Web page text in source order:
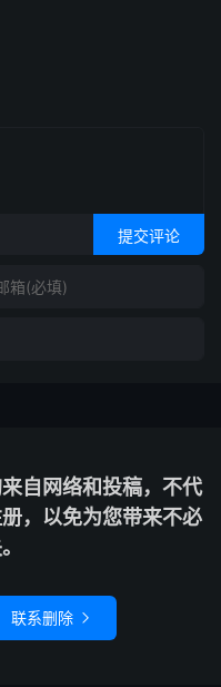
提交评论
自网络和投稿，不代
，以免为您带来不必
联系删除 